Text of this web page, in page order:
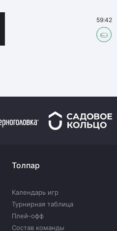
59:42
Толпар
Календарь игр
Турнирная таблица
Плей-офф
Состав команды